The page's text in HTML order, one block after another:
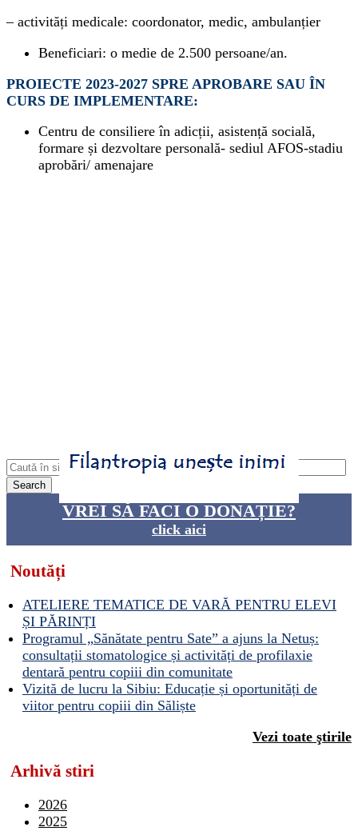
– activități medicale: coordonator, medic, ambulanțier
Beneficiari: o medie de 2.500 persoane/an.
PROIECTE 2023-2027 SPRE APROBARE SAU ÎN
CURS DE IMPLEMENTARE:
Centru de consiliere în adicții, asistență socială,
formare și dezvoltare personală- sediul AFOS-stadiu
aprobări/ amenajare
VREI SĂ FACI O DONAȚIE?
click aici
Noutăți
ATELIERE TEMATICE DE VARĂ PENTRU ELEVI
ȘI PĂRINȚI
Programul „Sănătate pentru Sate” a ajuns la Netuș:
consultații stomatologice și activități de profilaxie
dentară pentru copiii din comunitate
Vizită de lucru la Sibiu: Educație și oportunități de
viitor pentru copiii din Săliște
Vezi toate ştirile
Arhivă stiri
2026
2025